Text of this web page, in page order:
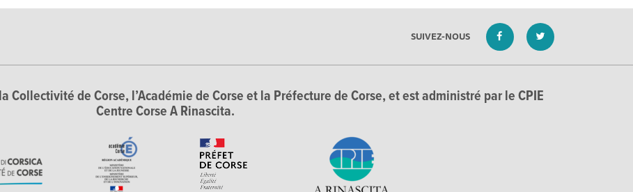
SUIVEZ-NOUS
Collectivité de Corse, l’Académie de Corse et la Préfecture de Corse, et est administré par le CPIE
Centre Corse A Rinascita.